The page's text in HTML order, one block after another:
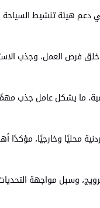
دعم هيئة تنشيط
فرص العمل، وجذب
ما يشكل عامل جذب
محليًا وخارجيًا، مؤكدًا
وسبل مواجهة